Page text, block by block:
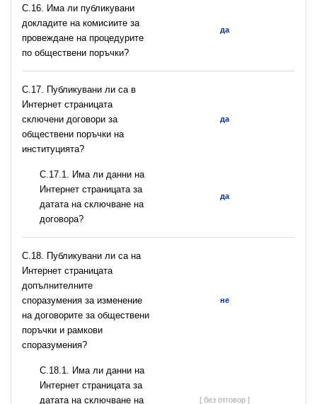
С.16. Има ли публикувани
докладите на комисиите за
провеждане на процедурите
по обществени поръчки?
да
С.17. Публикувани ли са в
Интернет страницата
сключени договори за
обществени поръчки на
институцията?
да
С.17.1. Има ли данни на
Интернет страницата за
датата на сключване на
договора?
да
С.18. Публикувани ли са на
Интернет страницата
допълнителните
споразумения за изменение
на договорите за обществени
поръчки и рамкови
споразумения?
не
С.18.1. Има ли данни на
Интернет страницата за
датата на сключване на
[ без отговор ]